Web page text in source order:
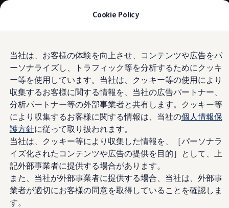
Cookie Policy
当社は、お客様の体験を向上させ、コンテンツや広告をパ
ーソナライズし、トラフィック等を分析するためにクッキ
ー等を使用しています。当社は、クッキー等の使用により
収集するお客様に関する情報を、当社の広告パートナー、
分析パートナー等の外部事業者と共有します。クッキー等
により収集するお客様に関する情報は、当社の個人情報保
護方針に従って取り扱われます。
当社は、クッキー等により収集した情報を、［パーソナラ
イズ化されたコンテンツや広告の提供を目的］として、上
記外部事業者に提供する場合があります。
また、当社が外部事業者に提供する場合、当社は、外部事
業者が適切にお客様の同意を取得していることを確認しま
す。
main
content
to
footer
モデル＆見積りシミュレーション
セーフティ マイスター
ID. Buzz
T-Cross
Tiguan
Golf
Golf GTI
Golf R
Golf Variant
Golf R Variant
Passat
ID.4
Polo
Polo GTI
Golf Touran
T-Roc
T-Roc R
フォルクスワーゲンマガジン
キャンペーン/イベント
Information
@szktkm0310さん